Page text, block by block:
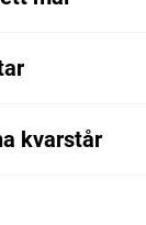
kvarstår